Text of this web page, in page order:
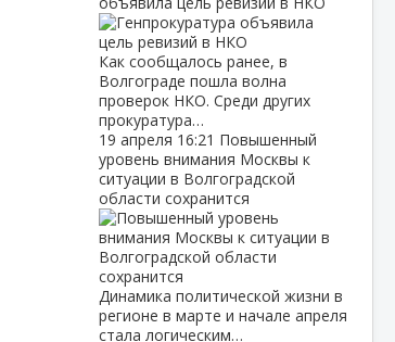
Как сообщалось ранее, в
Волгограде пошла волна
проверок НКО. Среди других
прокуратура…
19 апреля 16:21 Повышенный
уровень внимания Москвы к
ситуации в Волгоградской
области сохранится
Динамика политической жизни в
регионе в марте и начале апреля
стала логическим…